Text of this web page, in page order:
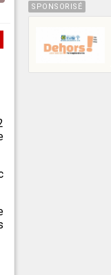
SPONSORISÉ